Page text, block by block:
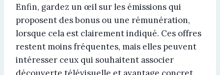
Enfin, gardez un œil sur les émissions qui
proposent des bonus ou une rémunération,
lorsque cela est clairement indiqué. Ces offres
restent moins fréquentes, mais elles peuvent
intéresser ceux qui souhaitent associer
découverte télévisuelle et avantage concret.